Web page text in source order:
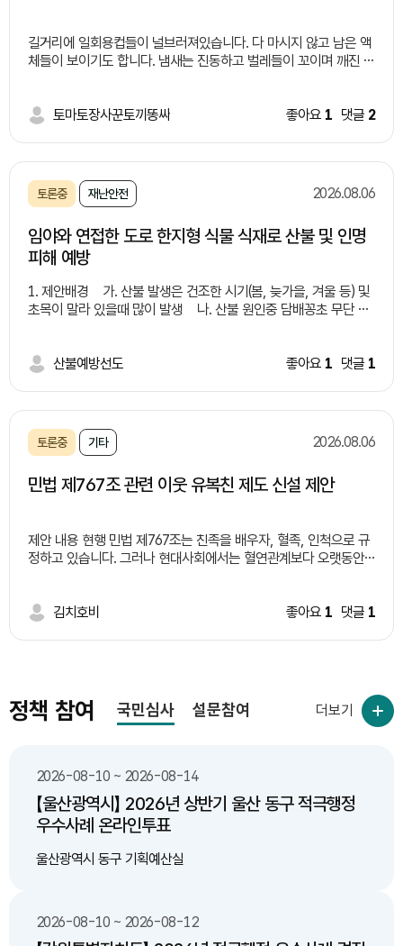
길거리에 일회용컵들이 널브러져있습니다. 다 마시지 않고 남은 액
체들이 보이기도 합니다. 냄새는 진동하고 벌레들이 꼬이며 깨진 유
는 길거리 쓰레기통 부족과 액체 쓰레기 처리에 대한 난감함 때문
부족으로 비용 상승 -건강 피해:세균 번식•알레르기 유발 위험 해
결방안들 -유동인구가 많은 유통가, 상권, 버스 정류장 주변에 '잔
설치 -음료 수거함 내부 필터링/배수 시스템을 구축하여 액체만 따
로 모으거나 하수로 안전하게 배출할 수 있는 구조 마련 연계 및 보
헹궈서" 배출하는 캠페인 추진 및 안내 문구 부착 -시민 참여 및 제
도적 지원: 올바른 배출을 유도하는 지역사회 캠페인 확대 및 관련
대효과 -쾌적한 도심 환경 조성: 무단투기 감소로 악취 및 해충 번
증대: 액체 처리의 난감함을 해소하여 시민들의 자발적이고 올바른
분리배출 참여 유도
토마토장사꾼토끼똥싸 좋아요 1 댓글 2
토론중 재난안전 2026.08.06
임야와 연접한 도로 한지형 식물 식재로 산불 및 인명
피해 예방
1. 제안배경 가. 산불 발생은 건조한 시기(봄, 늦가을, 겨울 등) 및
초목이 말라 있을때 많이 발생 나. 산불 원인중 담배꽁초 무단 투
*사례1: 2022년 경북 울진
담배꽁초가 원인 라. 도로변 담배 꽁초 투기로 인해 산불 발생 제
공 실화자 검거는 상대적으로 낮음(사각지대 많음) 마. 임야와 연
등으로 마무리 2. 제안내용 가. 임야와 연접한 도로 건설 및 개
설하는 일정 지역 시범 적용후 제도 완성 다. 기존 도로 중 산불
위험도가 높은 지역 중 구역을 선별하여 한지형 식물 식재 3. 기대
한지형 식물 식재 비용이 저렴)
산불예방선도 좋아요 1 댓글 1
토론중 기타 2026.08.06
민법 제767조 관련 이웃 유복친 제도 신설 제안
제안 내용 현행 민법 제767조는 친족을 배우자, 혈족, 인척으로 규
정하고 있습니다. 그러나 현대사회에서는 혈연관계보다 오랫동안
안을 제안합니다. 예시 요건 1. 일정 기간(예: 5년 이상) 같은 지역에
ㆍ사회적 돌봄 강화
김치호비 좋아요 1 댓글 1
정책 참여 국민심사 설문참여
2026-08-10 ~ 2026-08-14
【울산광역시】 2026년 상반기 울산 동구 적극행정
우수사례 온라인투표
울산광역시 동구 기획예산실
2026-08-10 ~ 2026-08-12
더보기